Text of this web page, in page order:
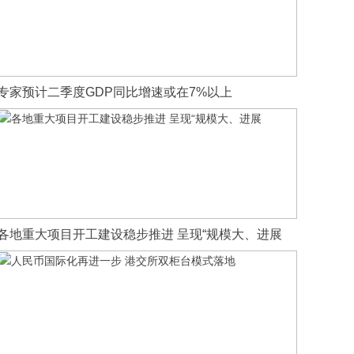
家预计二季度GDP同比增速或在7%以上
地重大项目开工建设稳步推进 呈现“规模大、进展